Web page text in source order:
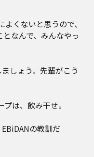
くないと思うので、
なんで、みんなやっ
しょう。先輩がこう
は、飲み干せ。
EBiDANの教訓だ